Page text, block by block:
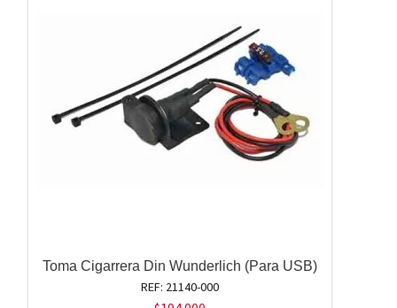
Toma Cigarrera Din Wunderlich (Para USB)
REF: 21140-000